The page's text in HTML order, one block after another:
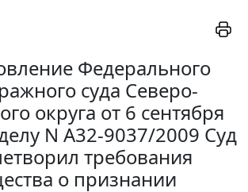
Федерального
суда Северо-
округа от 6 сентября
N А32-9037/2009 Суд
требования
о признании